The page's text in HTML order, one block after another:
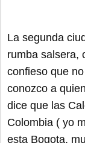
La segunda
rumba salsera,
confieso que
conozco a
dice que las
Colombia ( yo
esta Bogota,